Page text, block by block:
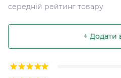
середній рейтинг товару
+ Додати